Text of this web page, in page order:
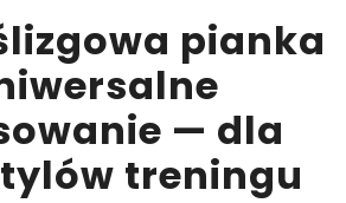
pianka
— dla
treningu